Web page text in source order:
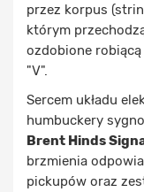
przez korpus
którym
ozdobione robiącą
"V".
Sercem układu
humbuckery
Brent Hinds
brzmienia
pickupów oraz